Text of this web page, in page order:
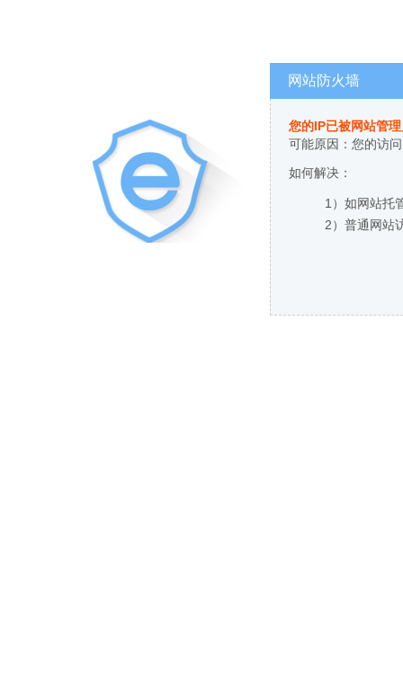
网站防火墙
您的IP已被网站管
可能原因：您的访
如何解决：
1）如网站托
2）普通网站